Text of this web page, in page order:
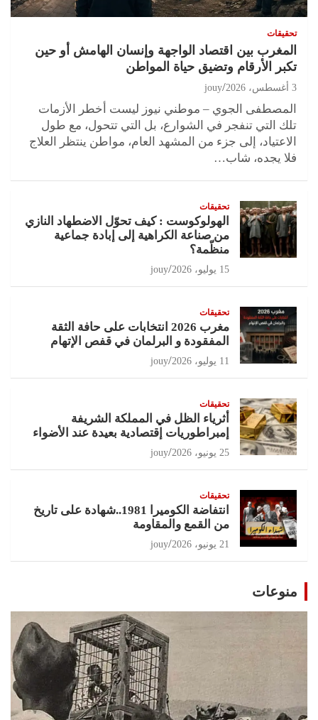
تحقيقات
المغرب بين اقتصاد الواجهة وإنسان الهامش أو حين
تكبر الأرقام وتضيق حياة المواطن
3 أغسطس، 2026 jouy
المصطفى الجوي – موطني نيوز ليست أخطر الأزمات
تلك التي تنفجر في الشوارع، بل التي تتحول، مع طول
الاعتياد، إلى جزء من المشهد العام، مواطن ينتظر العلاج
فلا يجده، شاب…
تحقيقات
الهولوكوست : كيف تحوّل الاضطهاد النازي
من صناعة الكراهية إلى إبادة جماعية
منظّمة؟
15 يوليو، 2026 jouy
تحقيقات
مغرب 2026 انتخابات على حافة الثقة
المفقودة و البرلمان في قفص الإتهام
11 يوليو، 2026 jouy
تحقيقات
أثرياء الظل في المملكة الشريفة
إمبراطوريات إقتصادية بعيدة عند الأضواء
25 يونيو، 2026 jouy
تحقيقات
انتفاضة الكوميرا 1981..شهادة على تاريخ
من القمع والمقاومة
21 يونيو، 2026 jouy
منوعات